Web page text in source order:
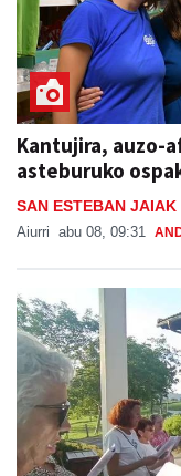
Kantujira, auzo-
asteburuko
SAN ESTEBAN
Aiurri abu 08, 09:31